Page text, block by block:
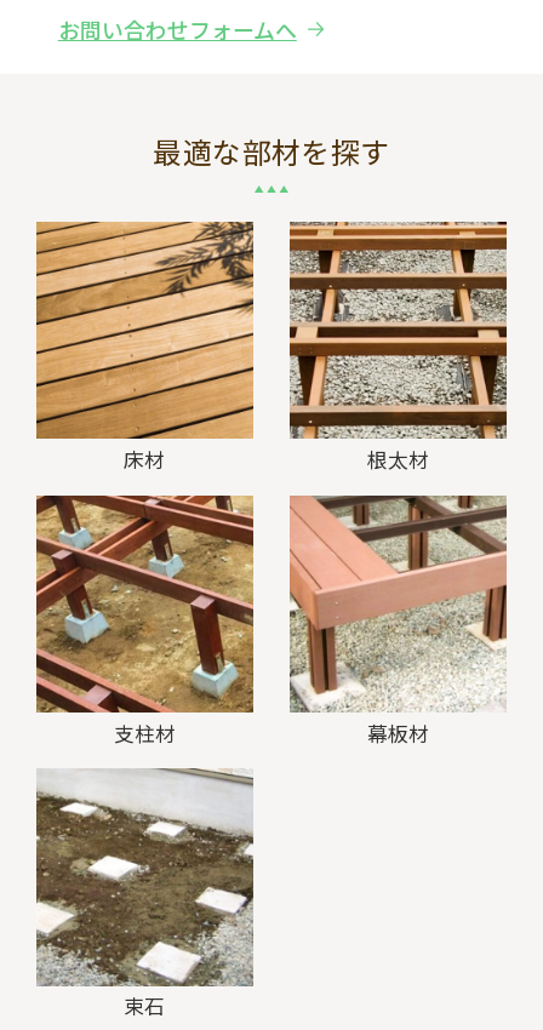
お問い合わせフォームへ
最適な部材を探す
床材 根太材
支柱材 幕板材
束石